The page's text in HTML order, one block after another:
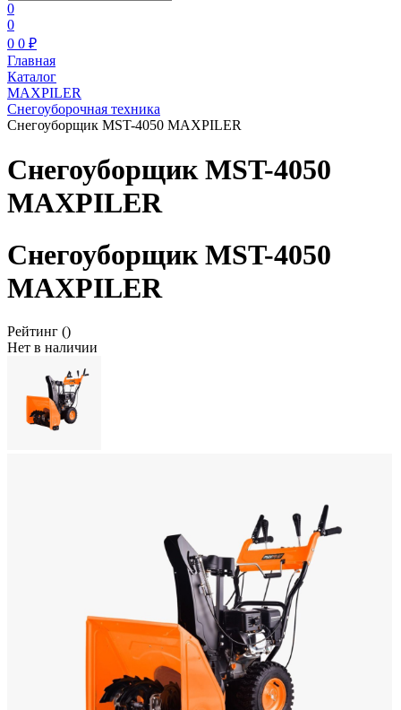
0
0
0 0 ₽
Главная
Каталог
MAXPILER
Снегоуборочная техника
Снегоуборщик MST-4050 MAXPILER
Снегоуборщик MST-4050
MAXPILER
Снегоуборщик MST-4050
MAXPILER
Рейтинг ()
Нет в наличии